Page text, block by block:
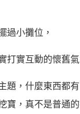
過小攤位，
打實互動的懷舊氣
題，什麼東西都
寶，真不是普通的